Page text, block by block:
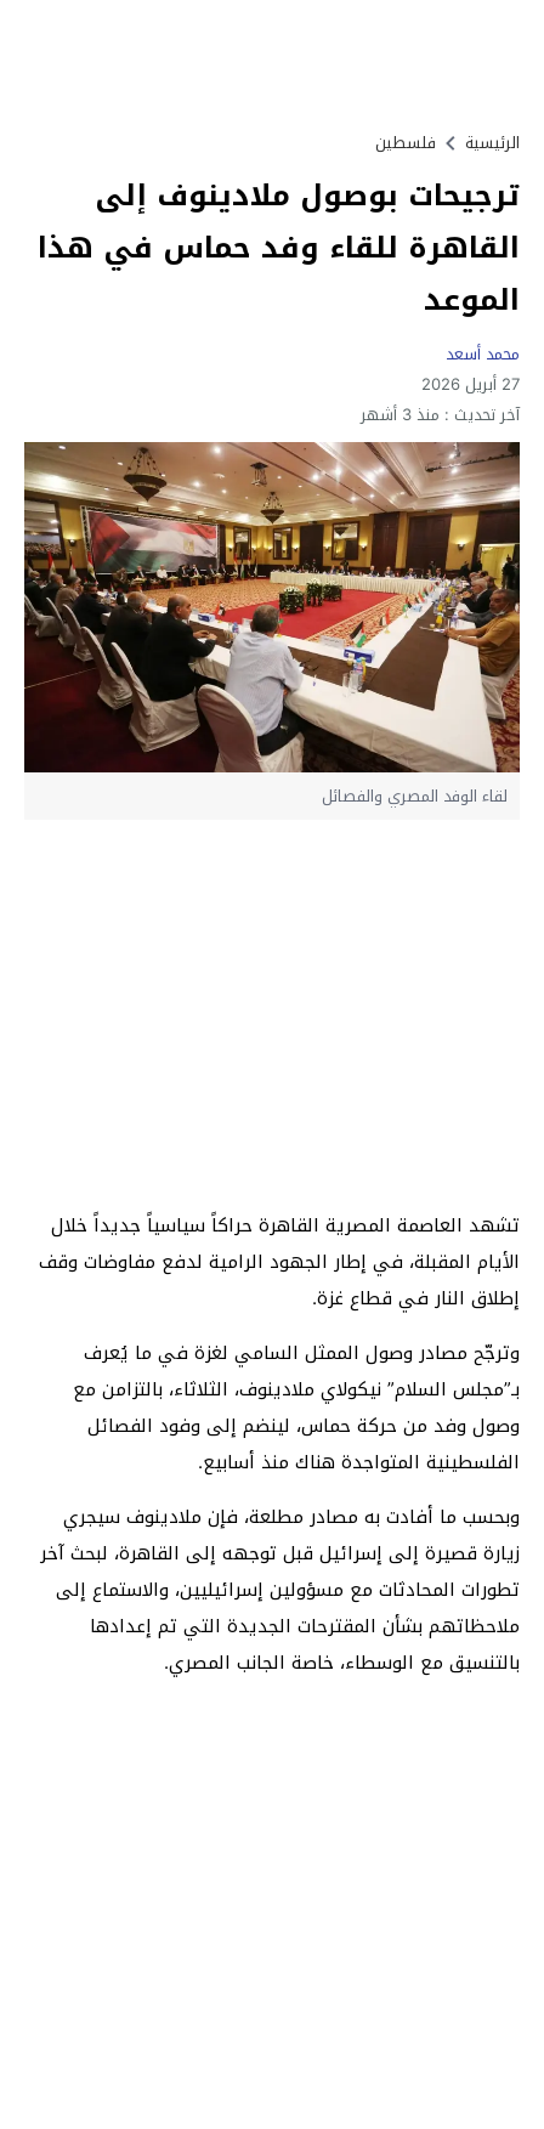
الرئيسية فلسطين
ترجيحات بوصول ملادينوف إلى
القاهرة للقاء وفد حماس في هذا
الموعد
محمد أسعد
27 أبريل 2026
آخر تحديث : منذ 3 أشهر
لقاء الوفد المصري والفصائل
تشهد العاصمة المصرية القاهرة حراكاً سياسياً جديداً خلال
الأيام المقبلة، في إطار الجهود الرامية لدفع مفاوضات وقف
إطلاق النار في قطاع غزة.
وترجّح مصادر وصول الممثل السامي لغزة في ما يُعرف
بـ”مجلس السلام” نيكولاي ملادينوف، الثلاثاء، بالتزامن مع
وصول وفد من حركة حماس، لينضم إلى وفود الفصائل
الفلسطينية المتواجدة هناك منذ أسابيع.
وبحسب ما أفادت به مصادر مطلعة، فإن ملادينوف سيجري
زيارة قصيرة إلى إسرائيل قبل توجهه إلى القاهرة، لبحث آخر
تطورات المحادثات مع مسؤولين إسرائيليين، والاستماع إلى
ملاحظاتهم بشأن المقترحات الجديدة التي تم إعدادها
بالتنسيق مع الوسطاء، خاصة الجانب المصري.